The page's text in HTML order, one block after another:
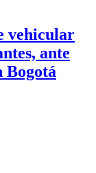
vehicular
ante
Bogotá